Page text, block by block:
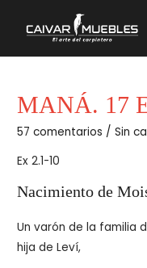
MANÁ. 17
57 comentarios /Sin
Ex 2.1-10
Nacimiento de
Un varón de la familia
hija de Leví,